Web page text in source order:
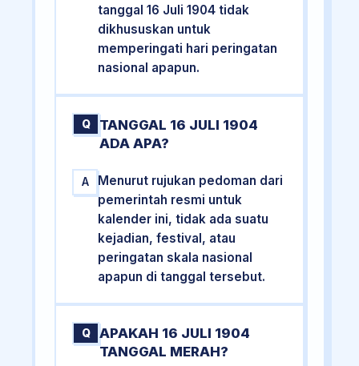
tanggal 16 Juli 1904 tidak
dikhususkan untuk
memperingati hari peringatan
nasional apapun.
Q
TANGGAL 16 JULI 1904
ADA APA?
A
Menurut rujukan pedoman dari
pemerintah resmi untuk
kalender ini, tidak ada suatu
kejadian, festival, atau
peringatan skala nasional
apapun di tanggal tersebut.
Q
APAKAH 16 JULI 1904
TANGGAL MERAH?